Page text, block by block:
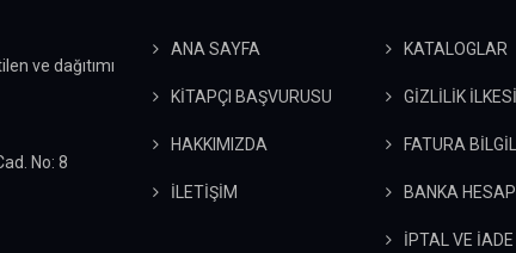
ve dağıtımı
No: 8
ANA SAYFA
KİTAPÇI BAŞVURUSU
HAKKIMIZDA
İLETİŞİM
KATALOGLAR
GİZLİLİK İLKESİ
FATURA
BANKA
İPTAL VE İADE